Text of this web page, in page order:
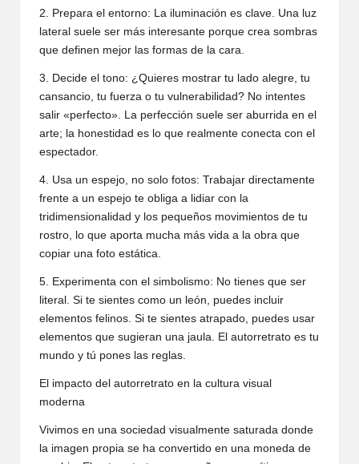
2. Prepara el entorno: La iluminación es clave. Una luz
lateral suele ser más interesante porque crea sombras
que definen mejor las formas de la cara.
3. Decide el tono: ¿Quieres mostrar tu lado alegre, tu
cansancio, tu fuerza o tu vulnerabilidad? No intentes
salir «perfecto». La perfección suele ser aburrida en el
arte; la honestidad es lo que realmente conecta con el
espectador.
4. Usa un espejo, no solo fotos: Trabajar directamente
frente a un espejo te obliga a lidiar con la
tridimensionalidad y los pequeños movimientos de tu
rostro, lo que aporta mucha más vida a la obra que
copiar una foto estática.
5. Experimenta con el simbolismo: No tienes que ser
literal. Si te sientes como un león, puedes incluir
elementos felinos. Si te sientes atrapado, puedes usar
elementos que sugieran una jaula. El autorretrato es tu
mundo y tú pones las reglas.
El impacto del autorretrato en la cultura visual
moderna
Vivimos en una sociedad visualmente saturada donde
la imagen propia se ha convertido en una moneda de